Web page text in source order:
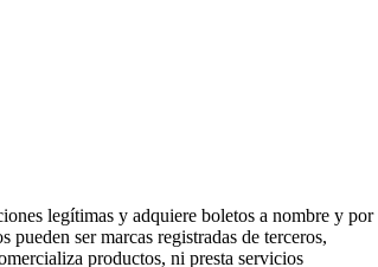
legítimas y adquiere boletos a nombre y por
ser marcas registradas de terceros,
productos, ni presta servicios